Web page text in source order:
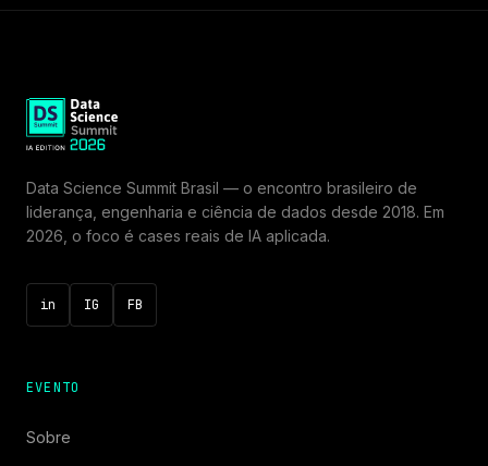
Data Science Summit Brasil — o encontro brasileiro de
liderança, engenharia e ciência de dados desde 2018. Em
2026, o foco é cases reais de IA aplicada.
in IG FB
EVENTO
Sobre